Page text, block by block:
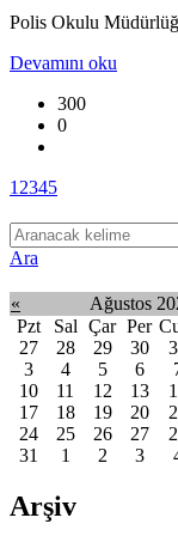
Polis Okulu
Devamını oku
300
0
1 2345
Ara
« Ağustos
Pzt
Sal Çar Per
27
28 29 30
3
4 5 6
10
11 12 13
17
18 19 20
24
25 26 27
31
1 2 3
Arşiv